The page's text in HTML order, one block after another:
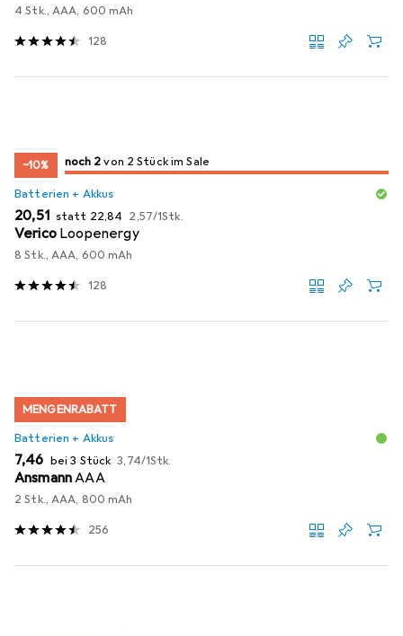
4 Stk., AAA, 600 mAh
128
−10% 2/ 2
2/ 2 im Sale
noch 2 von 2 Stück im Sale
Batterien + Akkus
EUR
20,51 statt EUR
22,84 EUR
2,57/1Stk.
Verico Loopenergy
8 Stk., AAA, 600 mAh
128
MENGENRABATT
Batterien + Akkus
EUR
7,46 bei 3 Stück EUR
3,74/1Stk.
AnsmannAAA
2 Stk., AAA, 800 mAh
256